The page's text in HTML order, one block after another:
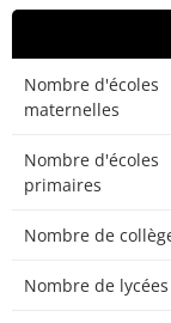
Nombre d'écoles
maternelles
Nombre d'écoles
primaires
Nombre de
Nombre de lycées